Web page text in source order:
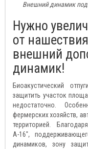
Внешний динамик
Нужно
от
внешний
динамик!
Биоакустический
защитить участок
недостаточно.
фермерских хозяйств,
территорией.
А-16",
динамиков, зону